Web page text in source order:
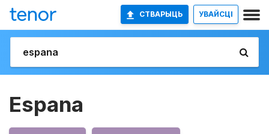
СТВАРЫЦЬ УВАЙСЦІ
Espana